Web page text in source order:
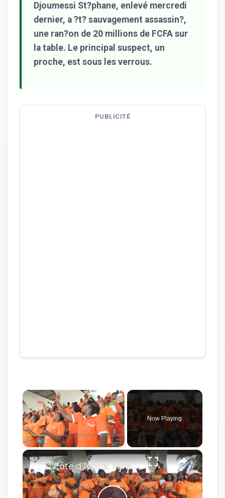
Djoumessi St?phane, enlevé mercredi
dernier, a ?t? sauvagement assassin?,
une ran?on de 20 millions de FCFA sur
la table. Le principal suspect, un
proche, est sous les verrous.
PUBLICITÉ
×
Now Playing
×
Côte d'Ivoire: Fans denied FIFA World Cup trip amid visa delays, slow easing of rules.